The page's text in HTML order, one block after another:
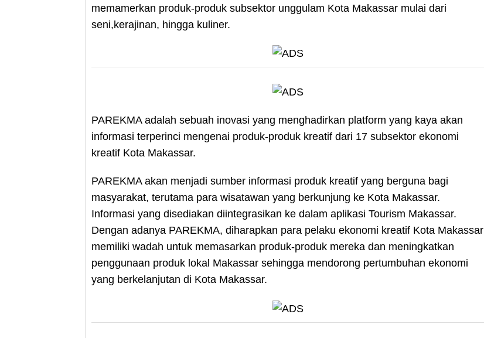
memamerkan produk-produk subsektor unggulam Kota Makassar mulai dari
seni,kerajinan, hingga kuliner.
PAREKMA adalah sebuah inovasi yang menghadirkan platform yang kaya akan
informasi terperinci mengenai produk-produk kreatif dari 17 subsektor ekonomi
kreatif Kota Makassar.
PAREKMA akan menjadi sumber informasi produk kreatif yang berguna bagi
masyarakat, terutama para wisatawan yang berkunjung ke Kota Makassar.
Informasi yang disediakan diintegrasikan ke dalam aplikasi Tourism Makassar.
Dengan adanya PAREKMA, diharapkan para pelaku ekonomi kreatif Kota Makassar
memiliki wadah untuk memasarkan produk-produk mereka dan meningkatkan
penggunaan produk lokal Makassar sehingga mendorong pertumbuhan ekonomi
yang berkelanjutan di Kota Makassar.